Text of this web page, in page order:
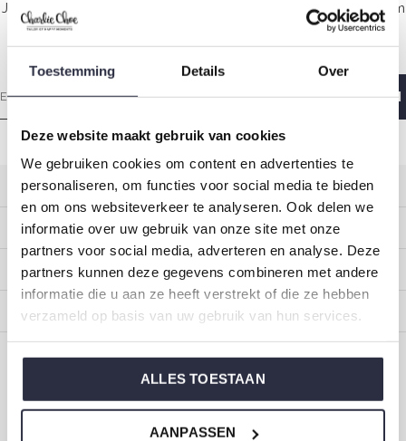
Toestemming Details Over
Deze website maakt gebruik van cookies
We gebruiken cookies om content en advertenties te
personaliseren, om functies voor social media te bieden
en om ons websiteverkeer te analyseren. Ook delen we
informatie over uw gebruik van onze site met onze
partners voor social media, adverteren en analyse. Deze
partners kunnen deze gegevens combineren met andere
informatie die u aan ze heeft verstrekt of die ze hebben
verzameld op basis van uw gebruik van hun services.
ALLES TOESTAAN
AANPASSEN
Jeden Sonntagmorgen mit Liebe gemacht, damit Sie mit einem
Kundendienst
Mein Konto
Kategorien
Impressum
ONZE MERKEN